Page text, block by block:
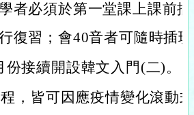
者必須於第一堂課上課前
復習；會40音者可隨時插
份接續開設韓文入門(二)。
，皆可因應疫情變化滾動